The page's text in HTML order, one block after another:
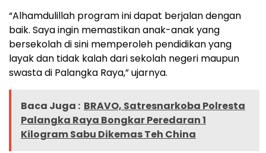
“Alhamdulillah program ini dapat berjalan dengan
baik. Saya ingin memastikan anak-anak yang
bersekolah di sini memperoleh pendidikan yang
layak dan tidak kalah dari sekolah negeri maupun
swasta di Palangka Raya,” ujarnya.
Baca Juga : BRAVO, Satresnarkoba Polresta
Palangka Raya Bongkar Peredaran 1
Kilogram Sabu Dikemas Teh China